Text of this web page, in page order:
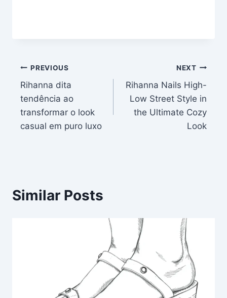
Post
navigation
PREVIOUS
Rihanna dita
tendência ao
transformar o look
casual em puro luxo
NEXT
Rihanna Nails High-
Low Street Style in
the Ultimate Cozy
Look
Similar Posts